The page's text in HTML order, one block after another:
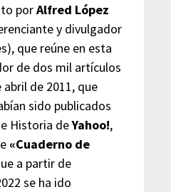
porAlfred López
y divulgador
que reúne en esta
de dos mil artículos
de 2011, que
sido publicados
Historia deYahoo!,
«Cuaderno de
a partir de
se ha ido